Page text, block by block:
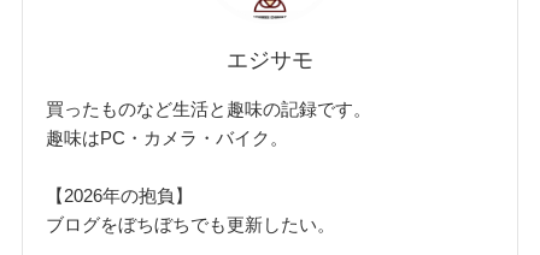
エジサモ
買ったものなど生活と趣味の記録です。
趣味はPC・カメラ・バイク。
【2026年の抱負】
ブログをぼちぼちでも更新したい。